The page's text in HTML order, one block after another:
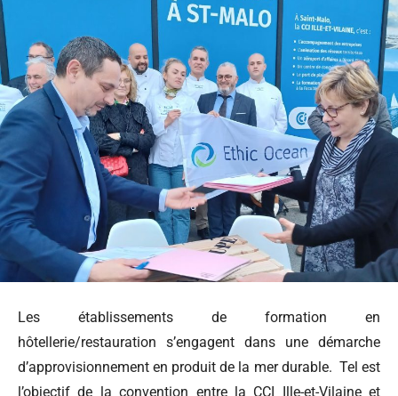
Les établissements de formation en
hôtellerie/restauration s’engagent dans une démarche
d’approvisionnement en produit de la mer durable. Tel est
l’objectif de la convention entre la CCI Ille-et-Vilaine et